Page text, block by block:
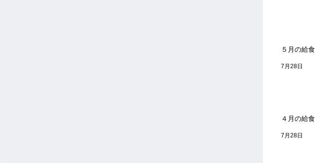
５月の給食
7月28日
４月の給食
7月28日